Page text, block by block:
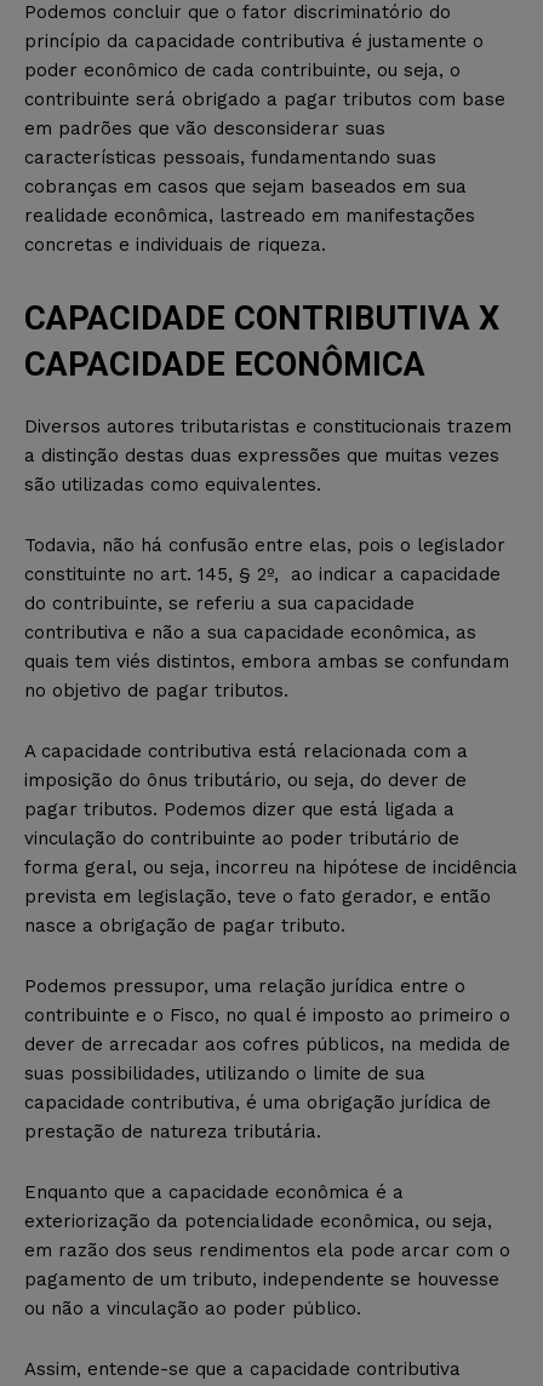
Podemos concluir que o fator discriminatório do
princípio da capacidade contributiva é justamente o
poder econômico de cada contribuinte, ou seja, o
contribuinte será obrigado a pagar tributos com base
em padrões que vão desconsiderar suas
características pessoais, fundamentando suas
cobranças em casos que sejam baseados em sua
realidade econômica, lastreado em manifestações
concretas e individuais de riqueza.
CAPACIDADE CONTRIBUTIVA X
CAPACIDADE ECONÔMICA
Diversos autores tributaristas e constitucionais trazem
a distinção destas duas expressões que muitas vezes
são utilizadas como equivalentes.
Todavia, não há confusão entre elas, pois o legislador
constituinte no art. 145, § 2º, ao indicar a capacidade
do contribuinte, se referiu a sua capacidade
contributiva e não a sua capacidade econômica, as
quais tem viés distintos, embora ambas se confundam
no objetivo de pagar tributos.
A capacidade contributiva está relacionada com a
imposição do ônus tributário, ou seja, do dever de
pagar tributos. Podemos dizer que está ligada a
vinculação do contribuinte ao poder tributário de
forma geral, ou seja, incorreu na hipótese de incidência
prevista em legislação, teve o fato gerador, e então
nasce a obrigação de pagar tributo.
Podemos pressupor, uma relação jurídica entre o
contribuinte e o Fisco, no qual é imposto ao primeiro o
dever de arrecadar aos cofres públicos, na medida de
suas possibilidades, utilizando o limite de sua
capacidade contributiva, é uma obrigação jurídica de
prestação de natureza tributária.
Enquanto que a capacidade econômica é a
exteriorização da potencialidade econômica, ou seja,
em razão dos seus rendimentos ela pode arcar com o
pagamento de um tributo, independente se houvesse
ou não a vinculação ao poder público.
Assim, entende-se que a capacidade contributiva